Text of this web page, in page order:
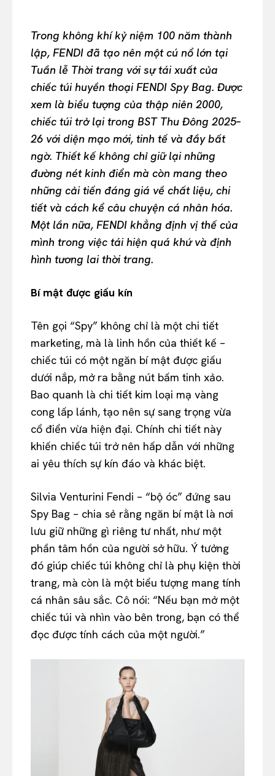
SPORT
Trong không khí kỷ niệm 100 năm thành
lập, FENDI đã tạo nên một cú nổ lớn tại
Tuần lễ Thời trang với sự tái xuất của
chiếc túi huyền thoại FENDI Spy Bag. Được
xem là biểu tượng của thập niên 2000,
chiếc túi trở lại trong BST Thu Đông 2025–
26 với diện mạo mới, tinh tế và đầy bất
ngờ. Thiết kế không chỉ giữ lại những
đường nét kinh điển mà còn mang theo
những cải tiến đáng giá về chất liệu, chi
tiết và cách kể câu chuyện cá nhân hóa.
Một lần nữa, FENDI khẳng định vị thế của
mình trong việc tái hiện quá khứ và định
hình tương lai thời trang.
Bí mật được giấu kín
Tên gọi “Spy” không chỉ là một chi tiết
marketing, mà là linh hồn của thiết kế –
chiếc túi có một ngăn bí mật được giấu
dưới nắp, mở ra bằng nút bấm tinh xảo.
Bao quanh là chi tiết kim loại mạ vàng
cong lấp lánh, tạo nên sự sang trọng vừa
cổ điển vừa hiện đại. Chính chi tiết này
khiến chiếc túi trở nên hấp dẫn với những
ai yêu thích sự kín đáo và khác biệt.
Silvia Venturini Fendi – “bộ óc” đứng sau
Spy Bag – chia sẻ rằng ngăn bí mật là nơi
lưu giữ những gì riêng tư nhất, như một
phần tâm hồn của người sở hữu. Ý tưởng
đó giúp chiếc túi không chỉ là phụ kiện thời
trang, mà còn là một biểu tượng mang tính
cá nhân sâu sắc. Cô nói: “Nếu bạn mở một
chiếc túi và nhìn vào bên trong, bạn có thể
đọc được tính cách của một người.”